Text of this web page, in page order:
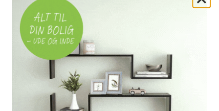
INSTALLATION
Overmontering
VANDHANEHUL, DELVIST FORBORET
Ø 35 mm
Kan monteres i venstre eller højre side